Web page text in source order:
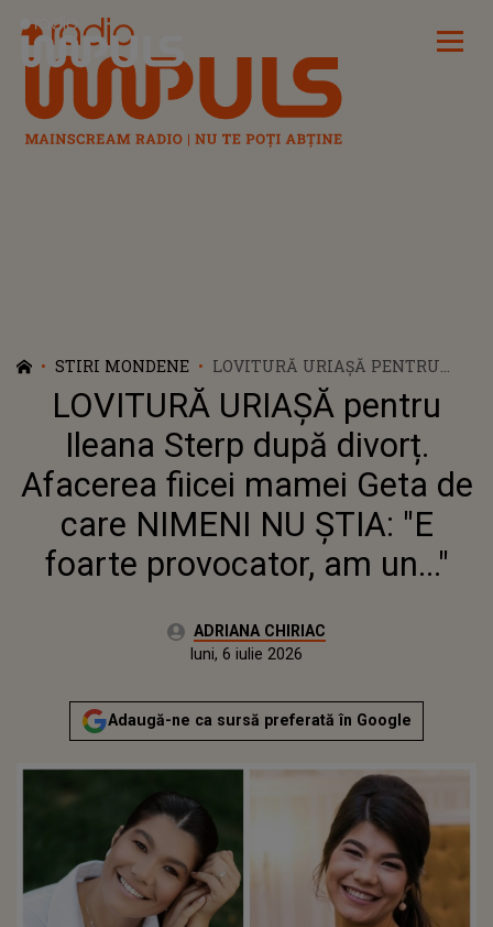
Radio Impuls
STIRI MONDENE
LOVITURĂ URIAȘĂ PENTRU
ILEANA STERP DUPĂ DIVORȚ.
AFACEREA FIICEI MAMEI GETA
DE CARE NIMENI NU ȘTIA: "E
FOARTE PROVOCATOR, AM UN..."
LOVITURĂ URIAȘĂ pentru
Ileana Sterp după divorț.
Afacerea fiicei mamei Geta de
care NIMENI NU ȘTIA: "E
foarte provocator, am un..."
Autor:ADRIANA CHIRIAC
Actualizat:
luni, 6 iulie 2026
Adaugă-ne ca sursă preferată în Google